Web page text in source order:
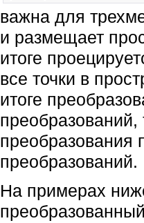
важна для
и размещает
итоге
все точки в
итоге
преобразования
преобразований.
На примерах